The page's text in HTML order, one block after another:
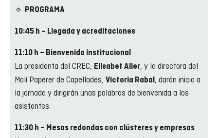
🔹 PROGRAMA
10:45 h – Llegada y acreditaciones
11:10 h – Bienvenida institucional
La presidenta del CREC, Elisabet Alier, y la directora del
Molí Paperer de Capellades, Victoria Rabal , darán inicio a
la jornada y dirigirán unas palabras de bienvenida a los
asistentes.
11:30 h – Mesas redondas con clústeres y empresas